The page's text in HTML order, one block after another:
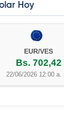
Hoy
EUR/VES
Bs. 702,42
22/06/2026 12:00 a.